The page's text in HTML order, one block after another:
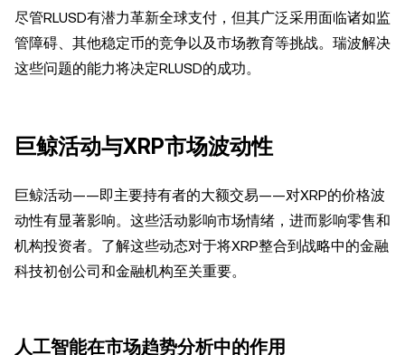
尽管RLUSD有潜力革新全球支付，但其广泛采用面临诸如监
管障碍、其他稳定币的竞争以及市场教育等挑战。瑞波解决
这些问题的能力将决定RLUSD的成功。
巨鲸活动与XRP市场波动性
巨鲸活动——即主要持有者的大额交易——对XRP的价格波
动性有显著影响。这些活动影响市场情绪，进而影响零售和
机构投资者。了解这些动态对于将XRP整合到战略中的金融
科技初创公司和金融机构至关重要。
人工智能在市场趋势分析中的作用